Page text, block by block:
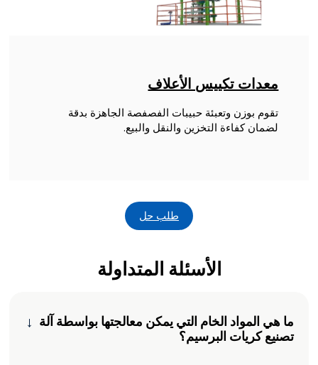
معدات تكييس الأعلاف
تقوم بوزن وتعبئة حبيبات الفصفصة الجاهزة بدقة
لضمان كفاءة التخزين والنقل والبيع.
طلب حل
الأسئلة المتداولة
ما هي المواد الخام التي يمكن معالجتها بواسطة آلة
تصنيع كريات البرسيم؟
→